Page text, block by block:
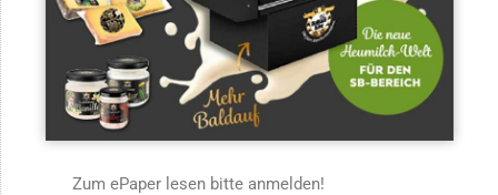
Zum ePaper lesen bitte anmelden!